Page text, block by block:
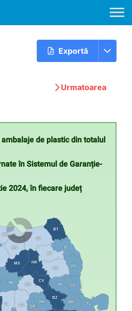
Exportă
Urmatoarea
de plastic din totalul
în Sistemul de Garanție-
2024, în fiecare județ
PH
BT
GL
BZ
BR TL
DB
IS
NT
AG
SB
VL
BV
CV
HR
MM
MS
BN
VN
VS
BC
SV